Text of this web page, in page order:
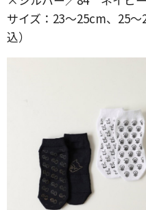
サイズ：23～25cm、25
込）